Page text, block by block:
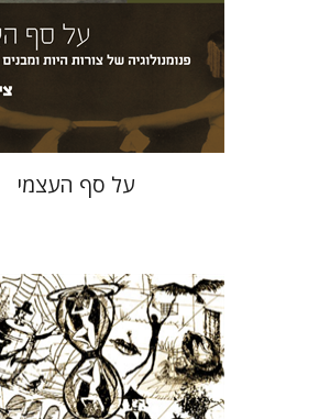
הנחת אתר ספר מודפס
על סף העצמי
רינה לפידוס